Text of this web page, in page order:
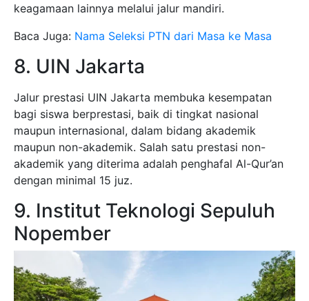
keagamaan lainnya melalui jalur mandiri.
Baca Juga: Nama Seleksi PTN dari Masa ke Masa
8. UIN Jakarta
Jalur prestasi UIN Jakarta membuka kesempatan
bagi siswa berprestasi, baik di tingkat nasional
maupun internasional, dalam bidang akademik
maupun non-akademik. Salah satu prestasi non-
akademik yang diterima adalah penghafal Al-Qur’an
dengan minimal 15 juz.
9. Institut Teknologi Sepuluh
Nopember